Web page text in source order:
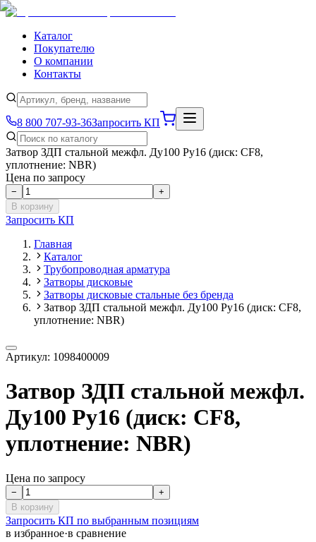
Каталог
Покупателю
О компании
Контакты
8 800 707-93-36Запросить КП
Затвор ЗДП стальной межфл. Ду100 Ру16 (диск: CF8,
уплотнение: NBR)
Цена по запросу
−
+
В корзину
Запросить КП
Главная
Каталог
Трубопроводная арматура
Затворы дисковые
Затворы дисковые стальные без бренда
Затвор ЗДП стальной межфл. Ду100 Ру16 (диск: CF8,
уплотнение: NBR)
Артикул: 1098400009
Затвор ЗДП стальной межфл.
Ду100 Ру16 (диск: CF8,
уплотнение: NBR)
Цена по запросу
−
+
В корзину
Запросить КП по выбранным позициям
в избранное·в сравнение